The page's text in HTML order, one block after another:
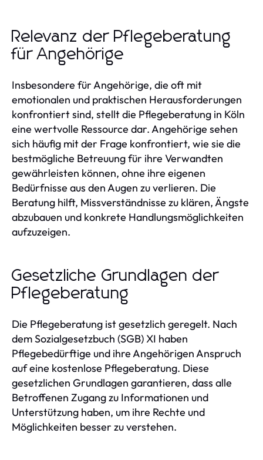
Relevanz der Pflegeberatung
für Angehörige
Insbesondere für Angehörige, die oft mit
emotionalen und praktischen Herausforderungen
konfrontiert sind, stellt die Pflegeberatung in Köln
eine wertvolle Ressource dar. Angehörige sehen
sich häufig mit der Frage konfrontiert, wie sie die
bestmögliche Betreuung für ihre Verwandten
gewährleisten können, ohne ihre eigenen
Bedürfnisse aus den Augen zu verlieren. Die
Beratung hilft, Missverständnisse zu klären, Ängste
abzubauen und konkrete Handlungsmöglichkeiten
aufzuzeigen.
Gesetzliche Grundlagen der
Pflegeberatung
Die Pflegeberatung ist gesetzlich geregelt. Nach
dem Sozialgesetzbuch (SGB) XI haben
Pflegebedürftige und ihre Angehörigen Anspruch
auf eine kostenlose Pflegeberatung. Diese
gesetzlichen Grundlagen garantieren, dass alle
Betroffenen Zugang zu Informationen und
Unterstützung haben, um ihre Rechte und
Möglichkeiten besser zu verstehen.